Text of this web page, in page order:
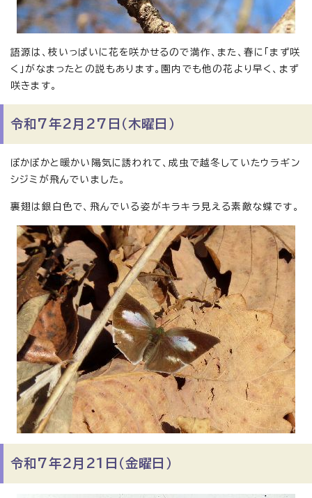
語源は、枝いっぱいに花を咲かせるので満作、また、春に「まず咲
く」がなまったとの説もあります。園内でも他の花より早く、まず
咲きます。
令和7年2月27日（木曜日）
ぽかぽかと暖かい陽気に誘われて、成虫で越冬していたウラギン
シジミが飛んでいました。
裏翅は銀白色で、飛んでいる姿がキラキラ見える素敵な蝶です。
令和7年2月21日（金曜日）